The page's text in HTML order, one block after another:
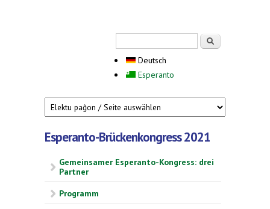
Deutsch
Esperanto
Esperanto-Brückenkongress 2021
Gemeinsamer Esperanto-Kongress: drei
Partner
Programm